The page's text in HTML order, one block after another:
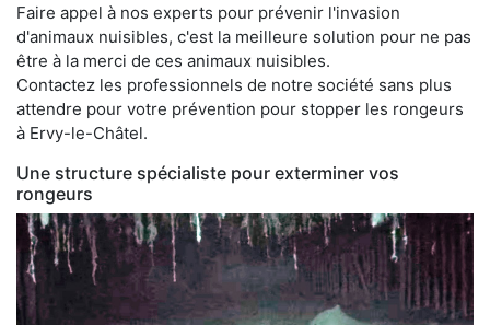
Faire appel à nos experts pour prévenir l'invasion
d'animaux nuisibles, c'est la meilleure solution pour ne pas
être à la merci de ces animaux nuisibles.
Contactez les professionnels de notre société sans plus
attendre pour votre prévention pour stopper les rongeurs
à Ervy-le-Châtel.
Une structure spécialiste pour exterminer vos
rongeurs